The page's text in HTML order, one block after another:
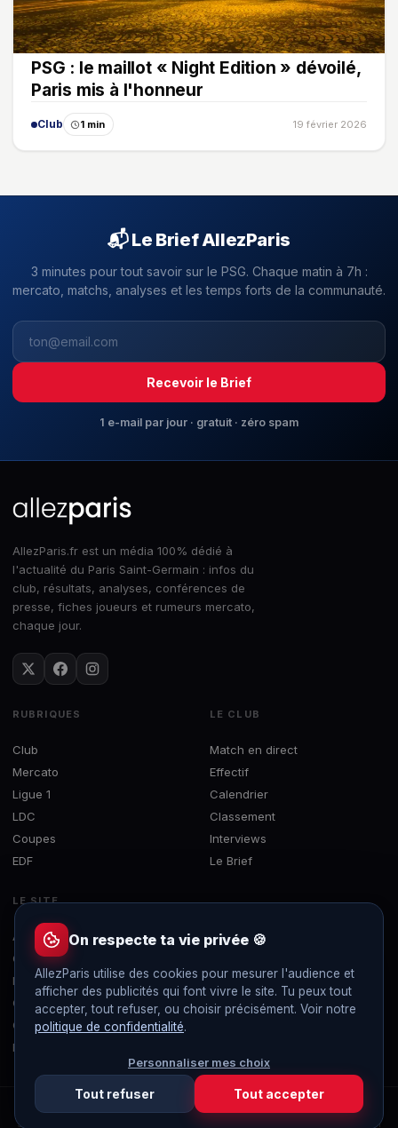
PSG : le maillot « Night Edition » dévoilé,
Paris mis à l'honneur
Club 1 min 19 février 2026
📬 Le Brief AllezParis
3 minutes pour tout savoir sur le PSG. Chaque matin à 7h :
mercato, matchs, analyses et les temps forts de la communauté.
Recevoir le Brief
1 e-mail par jour · gratuit · zéro spam
AllezParis.fr est un média 100% dédié à
l'actualité du Paris Saint-Germain : infos du
club, résultats, analyses, conférences de
presse, fiches joueurs et rumeurs mercato,
chaque jour.
RUBRIQUES
Club
Mercato
Ligue 1
LDC
Coupes
EDF
LE CLUB
Match en direct
Effectif
Calendrier
Classement
Interviews
Le Brief
LE SITE
À propos
Contact
Mentions légales
Confidentialité
Gérer les cookies
Flux RSS
© 2019-2026 AllezParis — Tous droits réservés
Site 100% indépendant et sans publicité, non affilié au Paris Saint-Germain
On respecte ta vie privée 🍪
AllezParis utilise des cookies pour mesurer l'audience et
afficher des publicités qui font vivre le site. Tu peux tout
accepter, tout refuser, ou choisir précisément. Voir notre
politique de confidentialité.
Personnaliser mes choix
Tout refuser Tout accepter